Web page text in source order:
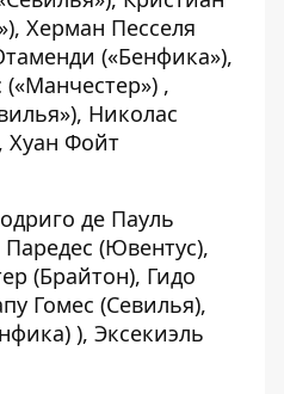
Херман Песселя
(«Бенфика»),
,
Николас
Хуан Фойт
де Пауль
(Ювентус),
(Брайтон), Гидо
Гомес (Севилья),
), Эксекиэль